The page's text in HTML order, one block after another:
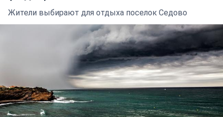
Жители выбирают для отдыха поселок Седово